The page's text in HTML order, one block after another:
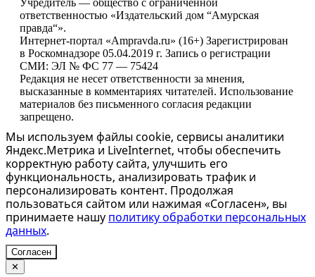
Учредитель — общество с ограниченной
ответственностью «Издательский дом “Амурская
правда“».
Интернет-портал «Ampravda.ru» (16+) Зарегистрирован
в Роскомнадзоре 05.04.2019 г. Запись о регистрации
СМИ: ЭЛ № ФС 77 — 75424
Редакция не несет ответственности за мнения,
высказанные в комментариях читателей. Использование
материалов без письменного согласия редакции
запрещено.
Мы используем файлы cookie, сервисы аналитики
Яндекс.Метрика и LiveInternet, чтобы обеспечить
корректную работу сайта, улучшить его
функциональность, анализировать трафик и
персонализировать контент. Продолжая
пользоваться сайтом или нажимая «Согласен», вы
принимаете нашу политику обработки персональных
данных.
Согласен
✕